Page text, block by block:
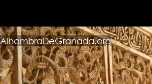
AlhambraDeGranada.org